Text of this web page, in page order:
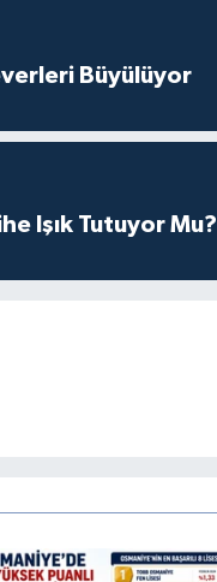
Büyülüyor
Işık Tutuyor Mu?